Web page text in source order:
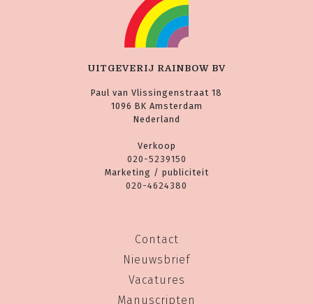
UITGEVERIJ RAINBOW BV
Paul van Vlissingenstraat 18
1096 BK Amsterdam
Nederland
Verkoop
020-5239150
Marketing / publiciteit
020-4624380
Contact
Nieuwsbrief
Vacatures
Manuscripten